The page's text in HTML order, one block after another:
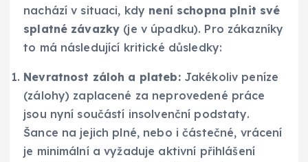
nachází v situaci, kdy není schopna plnit své
splatné závazky (je v úpadku). Pro zákazníky
to má následující kritické důsledky:
Nevratnost záloh a plateb:Jakékoliv peníze
(zálohy) zaplacené za neprovedené práce
jsou nyní součástí insolvenční podstaty.
Šance na jejich plné, nebo i částečné, vrácení
je minimální a vyžaduje aktivní přihlášení